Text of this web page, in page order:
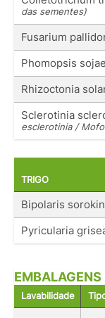
das sementes)
Fusarium
Phomopsis sojae
Rhizoctonia
Sclerotinia
esclerotinia /
TRIGO
Bipolaris
Pyricularia
EMBALAGENS
Lavabilidade